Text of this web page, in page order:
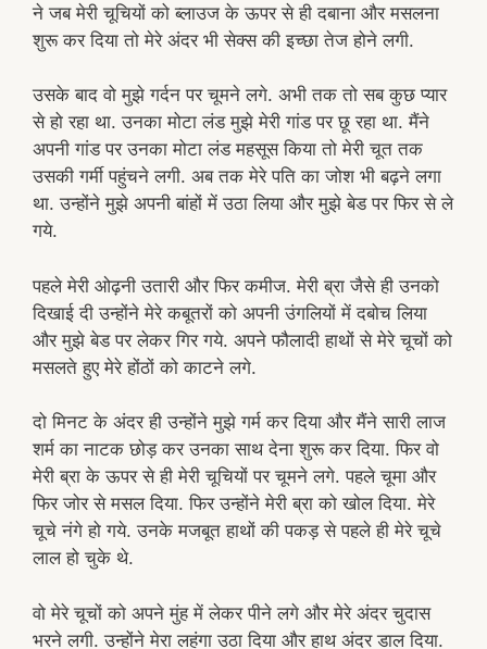
ने जब मेरी चूचियों को ब्लाउज के ऊपर से ही दबाना और मसलना
शुरू कर दिया तो मेरे अंदर भी सेक्स की इच्छा तेज होने लगी.
उसके बाद वो मुझे गर्दन पर चूमने लगे. अभी तक तो सब कुछ प्यार
से हो रहा था. उनका मोटा लंड मुझे मेरी गांड पर छू रहा था. मैंने
अपनी गांड पर उनका मोटा लंड महसूस किया तो मेरी चूत तक
उसकी गर्मी पहुंचने लगी. अब तक मेरे पति का जोश भी बढ़ने लगा
था. उन्होंने मुझे अपनी बांहों में उठा लिया और मुझे बेड पर फिर से ले
गये.
पहले मेरी ओढ़नी उतारी और फिर कमीज. मेरी ब्रा जैसे ही उनको
दिखाई दी उन्होंने मेरे कबूतरों को अपनी उंगलियों में दबोच लिया
और मुझे बेड पर लेकर गिर गये. अपने फौलादी हाथों से मेरे चूचों को
मसलते हुए मेरे होंठों को काटने लगे.
दो मिनट के अंदर ही उन्होंने मुझे गर्म कर दिया और मैंने सारी लाज
शर्म का नाटक छोड़ कर उनका साथ देना शुरू कर दिया. फिर वो
मेरी ब्रा के ऊपर से ही मेरी चूचियों पर चूमने लगे. पहले चूमा और
फिर जोर से मसल दिया. फिर उन्होंने मेरी ब्रा को खोल दिया. मेरे
चूचे नंगे हो गये. उनके मजबूत हाथों की पकड़ से पहले ही मेरे चूचे
लाल हो चुके थे.
वो मेरे चूचों को अपने मुंह में लेकर पीने लगे और मेरे अंदर चुदास
भरने लगी. उन्होंने मेरा लहंगा उठा दिया और हाथ अंदर डाल दिया.